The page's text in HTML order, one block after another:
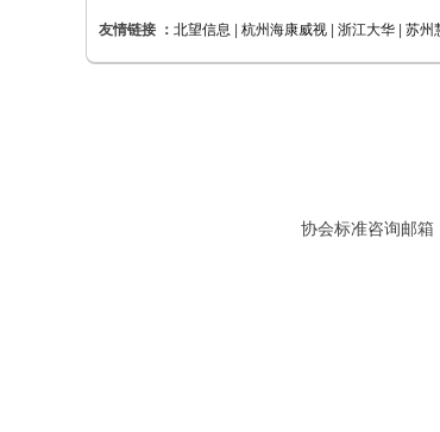
友情链接 ： 北望信息 杭州海康威视 浙江大华 苏州
协会标准咨询邮